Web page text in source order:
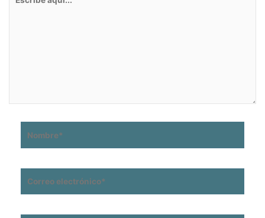
aquí...
electrónico*